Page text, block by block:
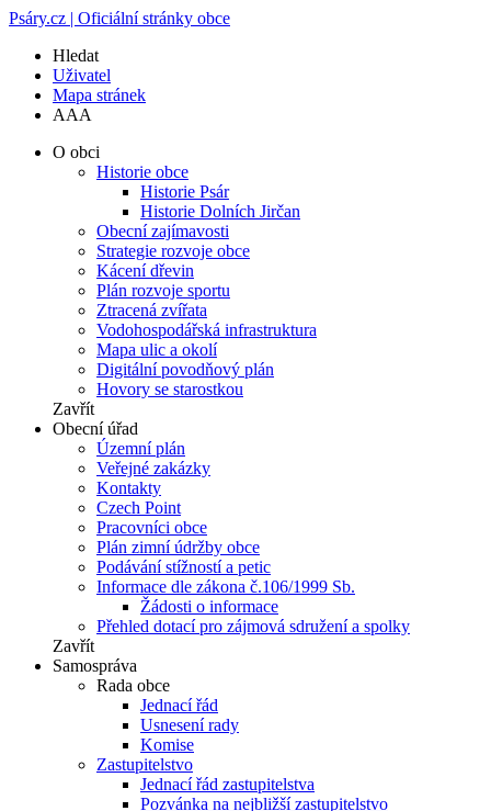
Psáry.cz | Oficiální stránky obce
Hledat
Uživatel
Mapa stránek
AAA
O obci
Historie obce
Historie Psár
Historie Dolních Jirčan
Obecní zajímavosti
Strategie rozvoje obce
Kácení dřevin
Plán rozvoje sportu
Ztracená zvířata
Vodohospodářská infrastruktura
Mapa ulic a okolí
Digitální povodňový plán
Hovory se starostkou
Zavřít
Obecní úřad
Územní plán
Veřejné zakázky
Kontakty
Czech Point
Pracovníci obce
Plán zimní údržby obce
Podávání stížností a petic
Informace dle zákona č.106/1999 Sb.
Žádosti o informace
Přehled dotací pro zájmová sdružení a spolky
Zavřít
Samospráva
Rada obce
Jednací řád
Usnesení rady
Komise
Zastupitelstvo
Jednací řád zastupitelstva
Pozvánka na nejbližší zastupitelstvo